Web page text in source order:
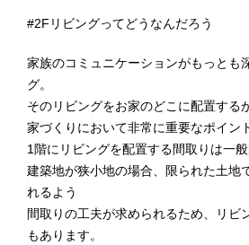
#2Fリビングってどうなんだろう
家族のコミュニケーションがもっとも
グ。
そのリビングをお家のどこに配置する
家づくりにおいて非常に重要なポイン
1階にリビングを配置する間取りは一
建築地が狭小地の場合、限られた土地
れるよう
間取りの工夫が求められるため、リビ
もあります。